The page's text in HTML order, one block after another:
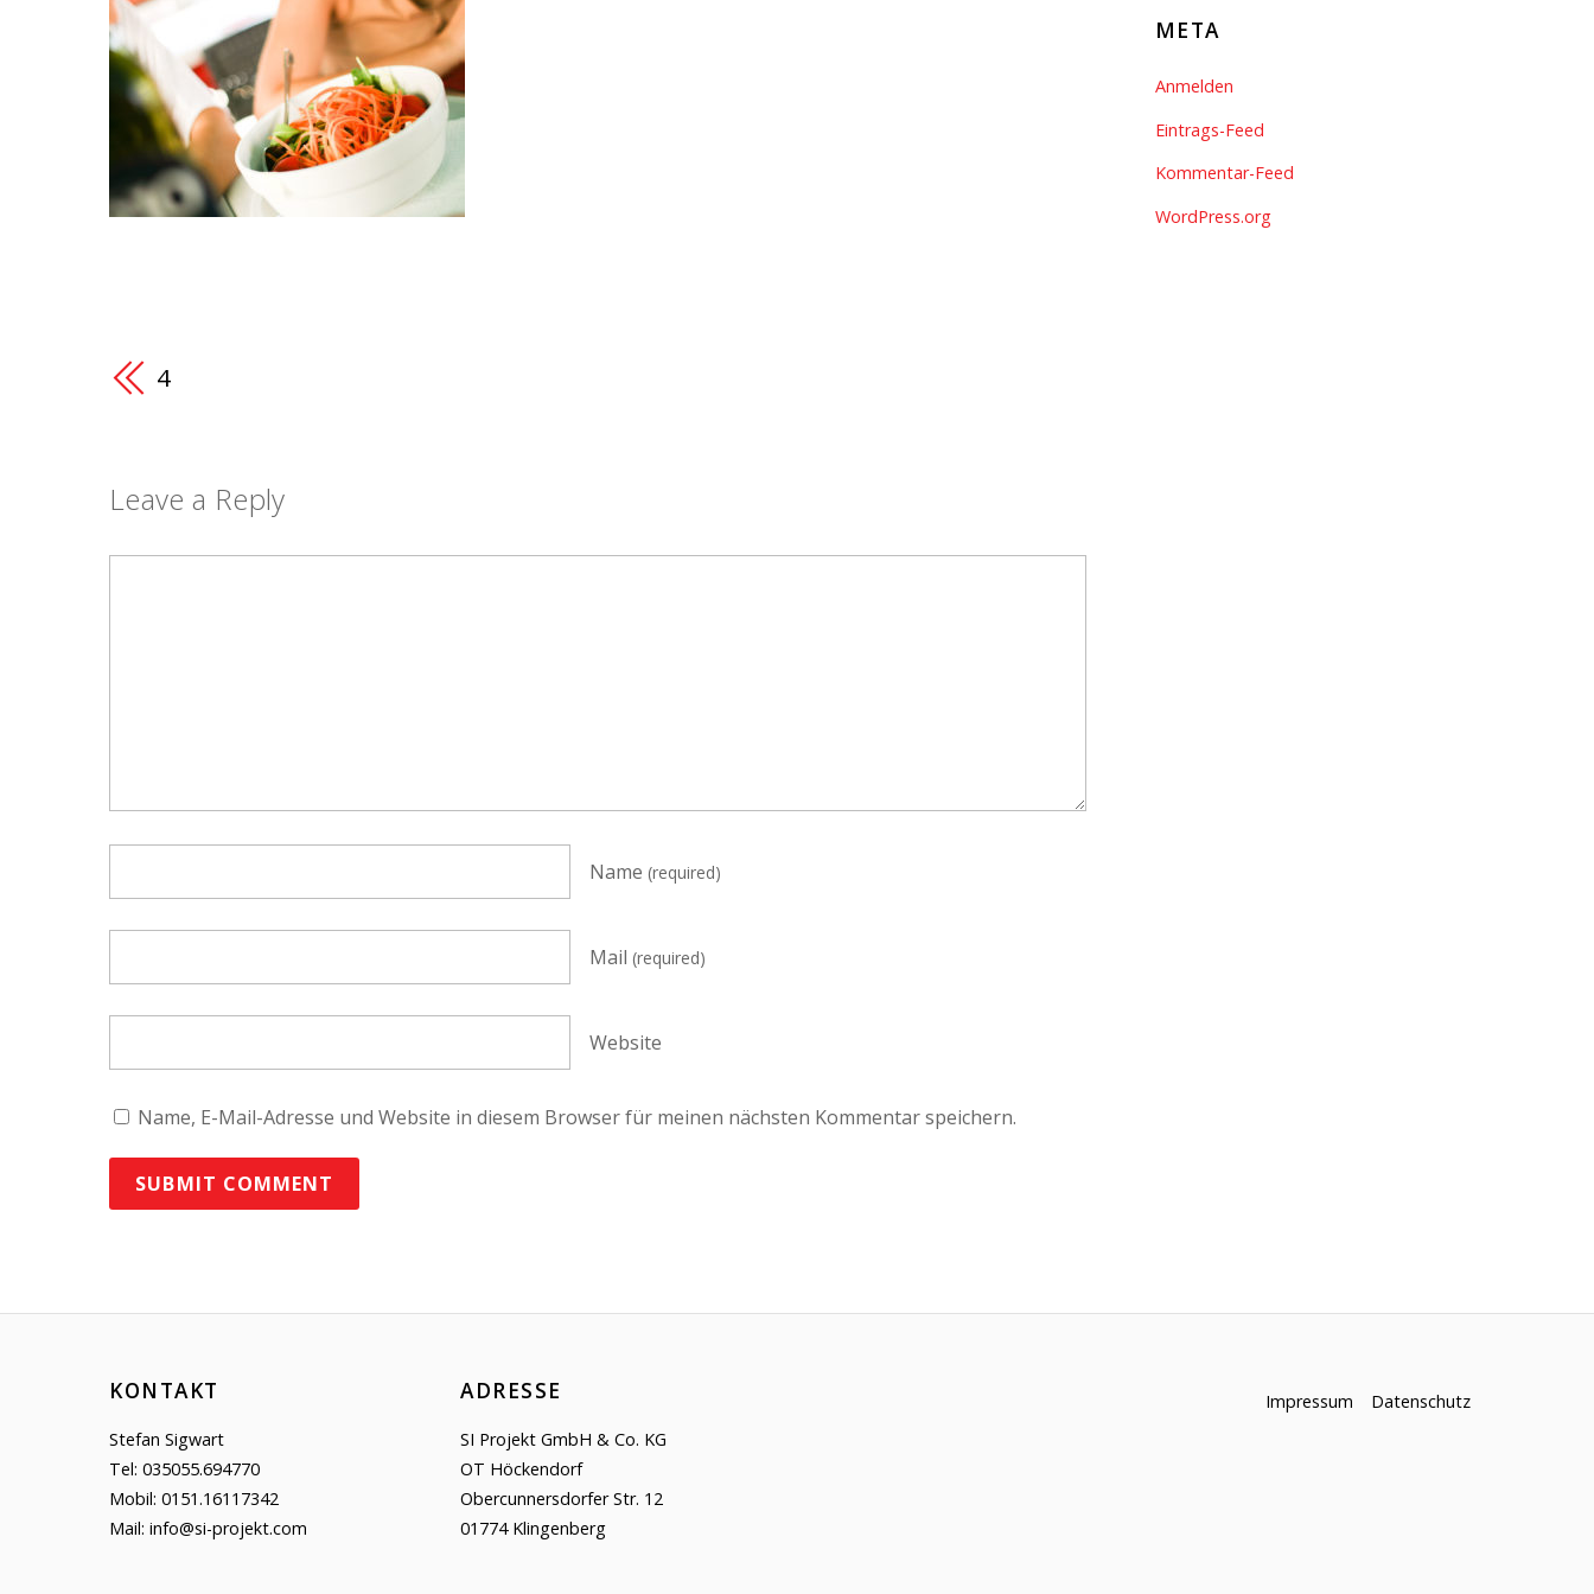
4
Leave a Reply
Name (required)
Mail (required)
Website
Name, E-Mail-Adresse und Website in diesem Browser für meinen nächsten Kommentar speichern.
META
Anmelden
Eintrags-Feed
Kommentar-Feed
WordPress.org
Impressum Datenschutz
KONTAKT
Stefan Sigwart
Tel: 035055.694770
Mobil: 0151.16117342
Mail: info@si-projekt.com
ADRESSE
SI Projekt GmbH & Co. KG
OT Höckendorf
Obercunnersdorfer Str. 12
01774 Klingenberg